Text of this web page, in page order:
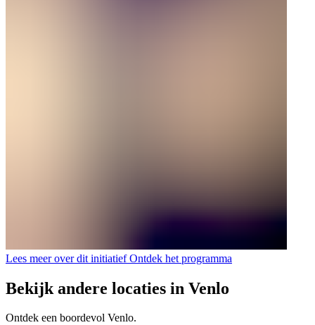
Lees meer over dit initiatiefOntdek het programma
Bekijk andere locaties in Venlo
Ontdek een boordevol Venlo.